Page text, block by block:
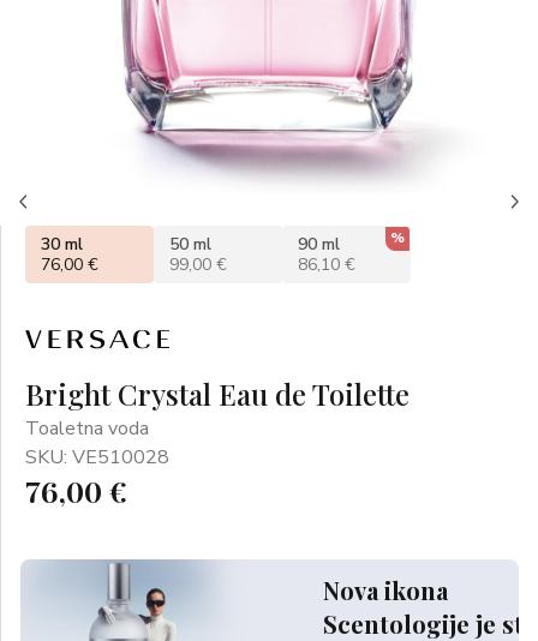
Bright Crystal Eau de Toilette
Toaletna voda
SKU: VE510028
76,00 €
Nova ikona
Scentologije je
30 ml
76,00 €
50 ml
99,00 €
90 ml
86,10 €
%